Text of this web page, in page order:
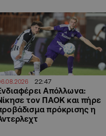
22:47
Απόλλωνα:
τον ΠΑΟΚ και πήρε
πρόκρισης η